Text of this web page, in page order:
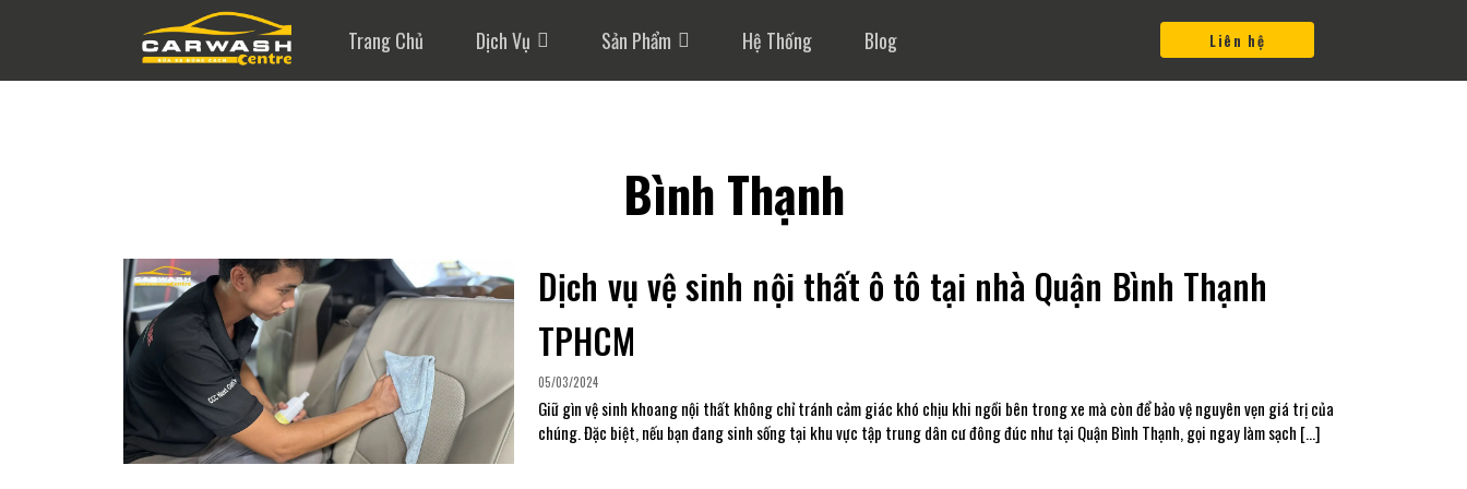
Trang Chủ Dịch Vụ Sản Phẩm Hệ Thống Blog Liên hệ
Bình Thạnh
Dịch vụ vệ sinh nội thất ô tô tại nhà Quận Bình Thạnh
TPHCM
05/03/2024
Giữ gìn vệ sinh khoang nội thất không chỉ tránh cảm giác khó chịu khi ngồi bên trong xe mà còn để bảo vệ nguyên vẹn giá trị của
chúng. Đặc biệt, nếu bạn đang sinh sống tại khu vực tập trung dân cư đông đúc như tại Quận Bình Thạnh, gọi ngay làm sạch […]